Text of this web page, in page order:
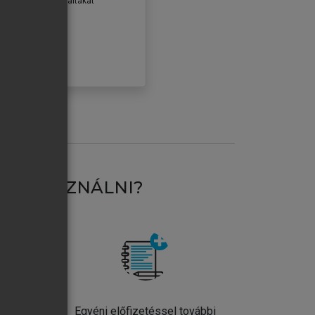
HASZNÁLNI?
Egyéni előfizetéssel további